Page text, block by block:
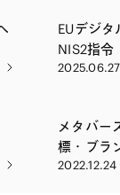
EUデジタ
NIS2指令
務対応 〜
2025.06.27
メタバー
標・ブラ
2022.12.24